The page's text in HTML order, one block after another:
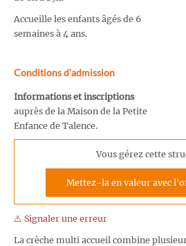
Accueille les enfants âgés de 6
semaines à 4 ans.
Conditions d'admission
Informations et inscriptions
auprès de la Maison de la Petite
Enfance de Talence.
Vous gérez cette
Mettez-la en valeur avec
⚠️ Signaler une erreur
La crèche multi accueil combine